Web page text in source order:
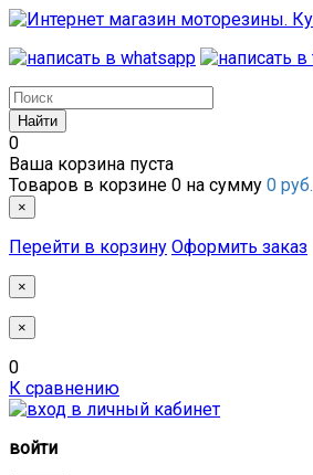
0
Ваша корзина пуста
Товаров в корзине 0 на сумму 0 руб.
×
Перейти в корзину Оформить заказ
×
×
0
К сравнению
войти